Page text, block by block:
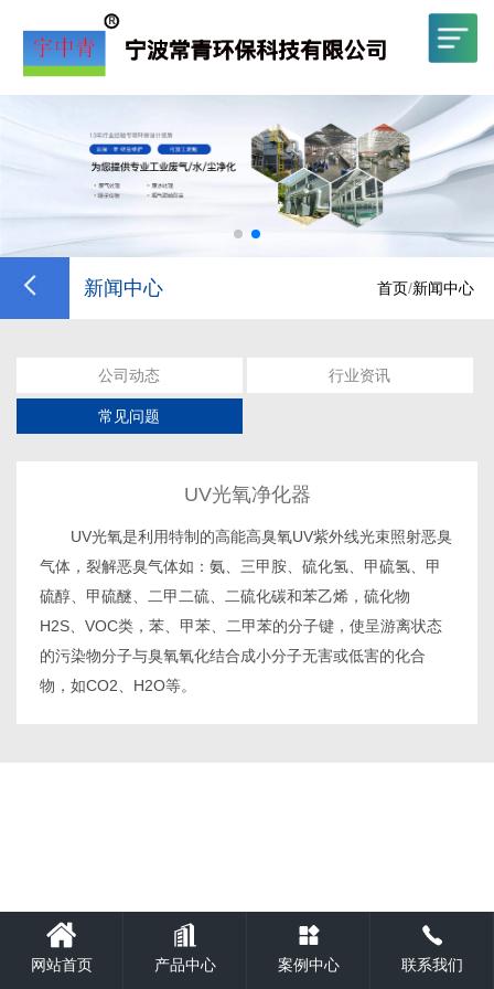
新闻中心 首页/新闻中心
公司动态 行业资讯
常见问题
UV光氧净化器
UV光氧是利用特制的高能高臭氧UV紫外线光束照射恶臭
气体，裂解恶臭气体如：氨、三甲胺、硫化氢、甲硫氢、甲
硫醇、甲硫醚、二甲二硫、二硫化碳和苯乙烯，硫化物
H2S、VOC类，苯、甲苯、二甲苯的分子键，使呈游离状态
的污染物分子与臭氧氧化结合成小分子无害或低害的化合
物，如CO2、H2O等。
网站首页 产品中心 案例中心 联系我们